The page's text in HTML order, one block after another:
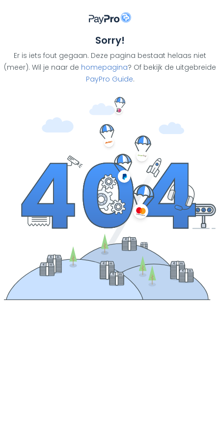
Sorry!
Er is iets fout gegaan. Deze pagina bestaat helaas niet
(meer). Wil je naar de homepagina? Of bekijk de uitgebreide
PayPro Guide.